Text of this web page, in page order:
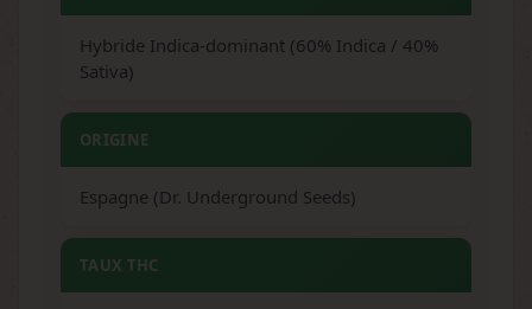
Hybride Indica-dominant (60% Indica / 40%
Sativa)
ORIGINE
Espagne (Dr. Underground Seeds)
TAUX THC